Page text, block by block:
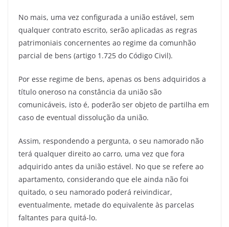
No mais, uma vez configurada a união estável, sem
qualquer contrato escrito, serão aplicadas as regras
patrimoniais concernentes ao regime da comunhão
parcial de bens (artigo 1.725 do Código Civil).
Por esse regime de bens, apenas os bens adquiridos a
título oneroso na constância da união são
comunicáveis, isto é, poderão ser objeto de partilha em
caso de eventual dissolução da união.
Assim, respondendo a pergunta, o seu namorado não
terá qualquer direito ao carro, uma vez que fora
adquirido antes da união estável. No que se refere ao
apartamento, considerando que ele ainda não foi
quitado, o seu namorado poderá reivindicar,
eventualmente, metade do equivalente às parcelas
faltantes para quitá-lo.